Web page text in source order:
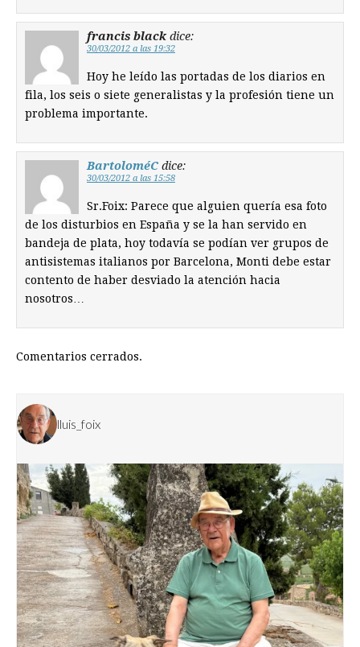
francis black dice:
30/03/2012 a las 19:32
Hoy he leído las portadas de los diarios en
fila, los seis o siete generalistas y la profesión tiene un
problema importante.
BartoloméC dice:
30/03/2012 a las 15:58
Sr.Foix: Parece que alguien quería esa foto
de los disturbios en España y se la han servido en
bandeja de plata, hoy todavía se podían ver grupos de
antisistemas italianos por Barcelona, Monti debe estar
contento de haber desviado la atención hacia
nosotros…
Comentarios cerrados.
lluis_foix